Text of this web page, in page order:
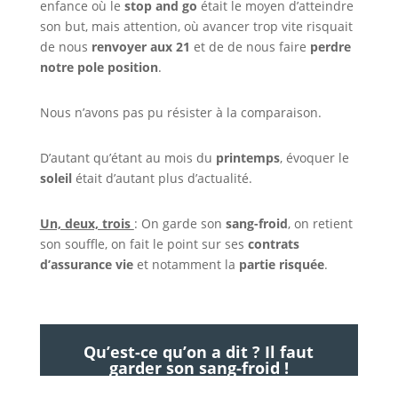
enfance où le stop and go était le moyen d’atteindre
son but, mais attention, où avancer trop vite risquait
de nous renvoyer aux 21 et de de nous faire perdre
notre pole position.
Nous n’avons pas pu résister à la comparaison.
D’autant qu’étant au mois du printemps, évoquer le
soleil était d’autant plus d’actualité.
Un, deux, trois : On garde son sang-froid, on retient
son souffle, on fait le point sur ses contrats
d’assurance vie et notamment la partie risquée.
Qu’est-ce qu’on a dit ? Il faut
garder son sang-froid !